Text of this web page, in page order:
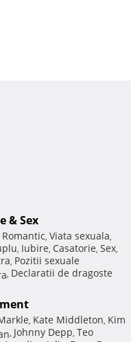
& Sex
Romantic, Viata sexuala,
, Iubire, Casatorie, Sex,
, Pozitii sexuale
, Declaratii de dragoste
, Kate Middleton, Kim
, Johnny Depp, Teo